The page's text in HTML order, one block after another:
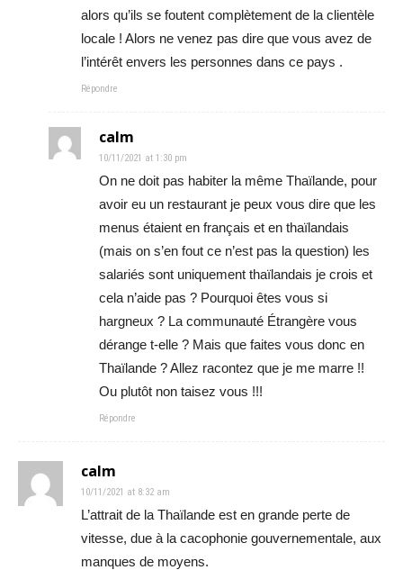
alors qu’ils se foutent complètement de la clientèle
locale ! Alors ne venez pas dire que vous avez de
l’intérêt envers les personnes dans ce pays .
Répondre
calm
10/11/2021 at 1:30 pm
On ne doit pas habiter la même Thaïlande, pour
avoir eu un restaurant je peux vous dire que les
menus étaient en français et en thaïlandais
(mais on s’en fout ce n’est pas la question) les
salariés sont uniquement thaïlandais je crois et
cela n’aide pas ? Pourquoi êtes vous si
hargneux ? La communauté Étrangère vous
dérange t-elle ? Mais que faites vous donc en
Thaïlande ? Allez racontez que je me marre !!
Ou plutôt non taisez vous !!!
Répondre
calm
10/11/2021 at 8:32 am
L’attrait de la Thaïlande est en grande perte de
vitesse, due à la cacophonie gouvernementale, aux
manques de moyens.